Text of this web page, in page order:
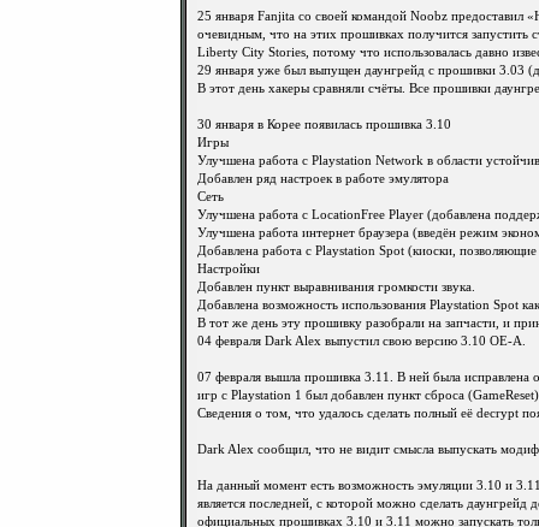
25 января Fanjita со своей командой Noobz предоставил
очевидным, что на этих прошивках получится запустить
Liberty City Stories, потому что использовалась давно
29 января уже был выпущен даунгрейд с прошивки 3.03
В этот день хакеры сравняли счёты. Все прошивки
30 января в Корее появилась прошивка 3.10
Игры
Улучшена работа с Playstation Network в области
Добавлен ряд настроек в работе эмулятора
Сеть
Улучшена работа с LocationFreе Player (добавлена
Улучшена работа интернет браузера (введён режим
Добавлена работа с Playstation Spot (киоски,
Настройки
Добавлен пункт выравнивания громкости звука.
Добавлена возможность использования Playstation Spot
В тот же день эту прошивку разобрали на запчасти, и
04 февраля Dark Alex выпустил свою версию 3.10 OE-A.
07 февраля вышла прошивка 3.11. В ней была исправлена
игр с Playstation 1 был добавлен пункт сброса
Сведения о том, что удалось сделать полный её decrypt
Dark Alex сообщил, что не видит смысла выпускать
На данный момент есть возможность эмуляции 3.10 и
является последней, с которой можно сделать
официальных прошивках 3.10 и 3.11 можно запускать